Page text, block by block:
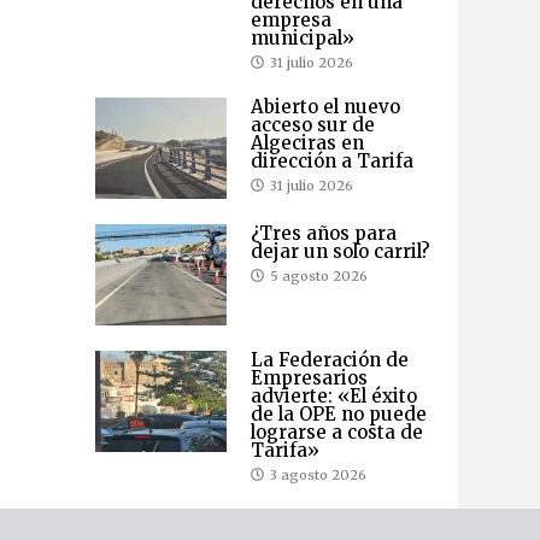
empresa
municipal»
31 julio 2026
Abierto el nuevo
acceso sur de
Algeciras en
dirección a Tarifa
31 julio 2026
¿Tres años para
dejar un solo carril?
5 agosto 2026
La Federación de
Empresarios
advierte: «El éxito
de la OPE no puede
lograrse a costa de
Tarifa»
3 agosto 2026